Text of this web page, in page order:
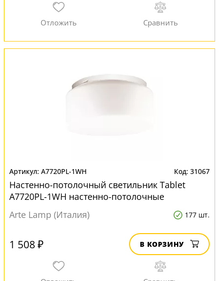
A7720PL-1WH 31067
Настенно-потолочный светильник Tablet
A7720PL-1WH настенно-потолочные
Arte Lamp (Италия)
177 шт.
1 508 ₽ В КОРЗИНУ